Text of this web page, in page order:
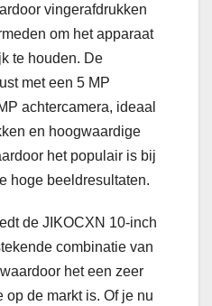
vingerafdrukken
om het apparaat
te houden. De
met een 5 MP
achtercamera, ideaal
en hoogwaardige
het populair is bij
hoge beeldresultaten.
de JIKOCXN 10-inch
combinatie van
het een zeer
op de markt is. Of je nu